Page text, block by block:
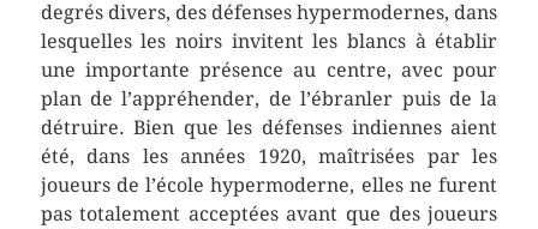
degrés divers, des défenses hypermodernes, dans
lesquelles les noirs invitent les blancs à établir
une importante présence au centre, avec pour
plan de l’appréhender, de l’ébranler puis de la
détruire. Bien que les défenses indiennes aient
été, dans les années 1920, maîtrisées par les
joueurs de l’école hypermoderne, elles ne furent
pas totalement acceptées avant que des joueurs